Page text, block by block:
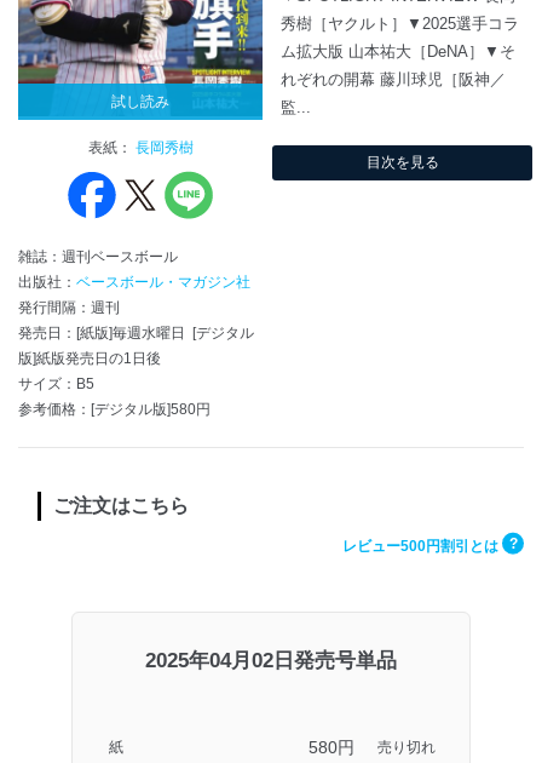
試し読み
表紙： 長岡秀樹
雑誌：週刊ベースボール
出版社： ベースボール・マガジン社
発行間隔：週刊
発売日：[紙版]毎週水曜日 [デジタル
版]紙版発売日の1日後
サイズ：B5
参考価格：[デジタル版]580円
秀樹［ヤクルト］▼2025選手コラ
ム拡大版 山本祐大［DeNA］▼そ
れぞれの開幕 藤川球児［阪神／
監...
目次を見る
ご注文はこちら
レビュー500円割引とは ?
2025年04月02日発売号単品
紙 580円 売り切れ